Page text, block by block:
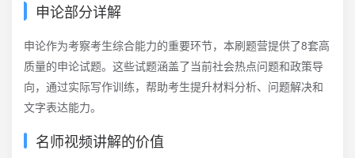
申论部分详解
申论作为考察考生综合能力的重要环节，本刷题营提供了8套高
质量的申论试题。这些试题涵盖了当前社会热点问题和政策导
向，通过实际写作训练，帮助考生提升材料分析、问题解决和
文字表达能力。
名师视频讲解的价值